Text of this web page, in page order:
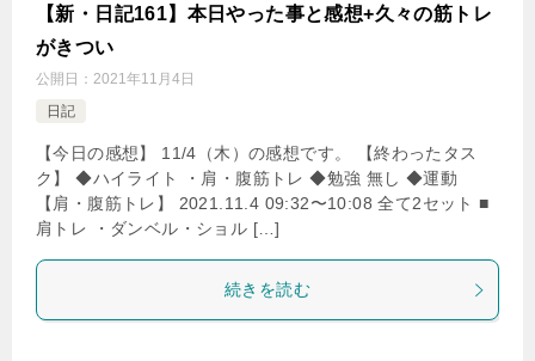
【新・日記161】本日やった事と感想+久々の筋トレ
がきつい
公開日： 2021年11月4日
日記
【今日の感想】 11/4（木）の感想です。 【終わったタス
ク】 ◆ハイライト ・肩・腹筋トレ ◆勉強 無し ◆運動
【肩・腹筋トレ】 2021.11.4 09:32〜10:08 全て2セット ■
肩トレ ・ダンベル・ショル […]
続きを読む